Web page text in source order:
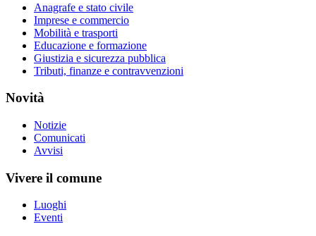
Anagrafe e stato civile
Imprese e commercio
Mobilità e trasporti
Educazione e formazione
Giustizia e sicurezza pubblica
Tributi, finanze e contravvenzioni
Novità
Notizie
Comunicati
Avvisi
Vivere il comune
Luoghi
Eventi